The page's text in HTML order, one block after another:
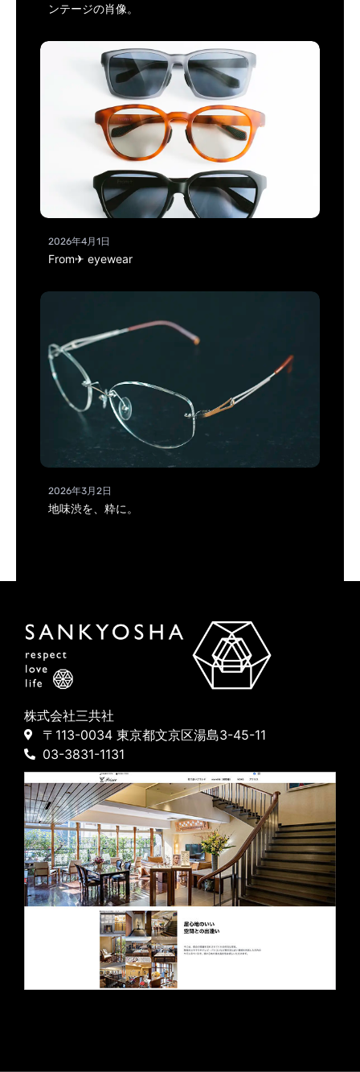
ンテージの肖像。
2026年4月1日
From✈ eyewear
2026年3月2日
地味渋を、粋に。
株式会社三共社
〒113-0034 東京都文京区湯島3-45-11
03-3831-1131